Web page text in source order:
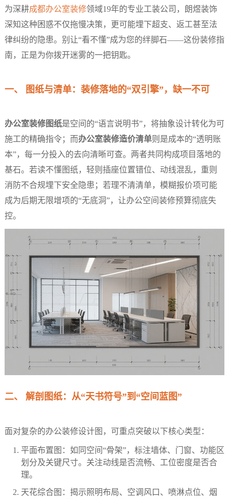
为深耕成都办公室装修领域19年的专业工装公司，朗煜装饰
深知这种困惑不仅拖慢决策，更可能埋下超支、返工甚至法
律纠纷的隐患。别让“看不懂”成为您的绊脚石——这份装修指
南，正是为你拨开迷雾的一把钥匙。
一、 图纸与清单：装修落地的“双引擎”，缺一不可
办公室装修图纸是空间的“语言说明书”，将抽象设计转化为可
施工的精确指令；而办公室装修造价清单则是成本的“透明账
本”，每一分投入的去向清晰可查。两者共同构成项目落地的
基石。若读不懂图纸，轻则插座位置错位、动线混乱，重则
消防不合规埋下安全隐患；若理不清清单，模糊报价项可能
成为后期无限增项的“无底洞”，让办公空间装修预算彻底失
控。
二、 解剖图纸：从“天书符号”到“空间蓝图”
面对复杂的办公装修设计图，可重点突破以下核心类型：
平面布置图：如同空间“骨架”，标注墙体、门窗、功能区
划分及关键尺寸。关注动线是否流畅、工位密度是否合
理。
天花综合图：揭示照明布局、空调风口、喷淋点位、烟